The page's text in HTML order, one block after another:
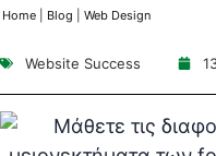
Home| Blog Web Design
Website Success